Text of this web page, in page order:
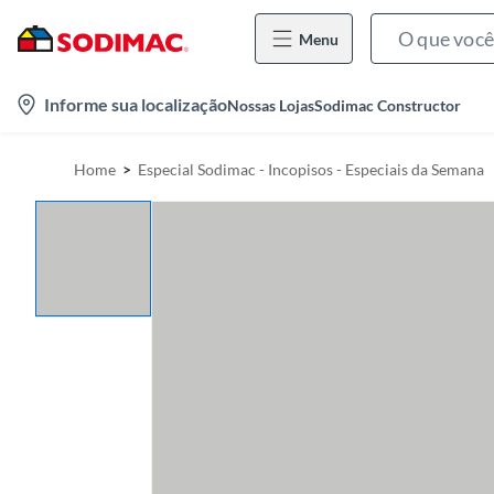
Menu
Informe sua localizaçãoNossas LojasSodimac Constructor
Home Especial Sodimac - Incopisos - Especiais da Semana